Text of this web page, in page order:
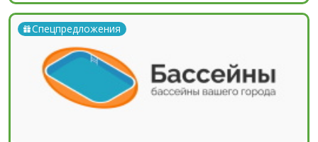
Спецпредложения